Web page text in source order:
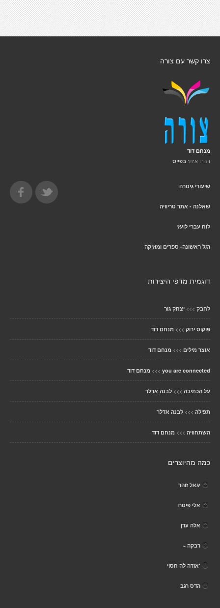
צרו קשר עם צורה
מנחם דוד
דברו איתי בפייס
שיעורי גיטרה
שאלנה - אתר טריוויה
לוח עברי לועזי
רגל ראשונה- ספרים ומוזיקה
דוגמית מדפי היצירות
לחבק >>> יצחק גור
פוקוס ירוק >>> מנחם דוד
אוצר מילים >>> מנחם דוד
you are connected
>>> מנחם דוד
על הכתיבה >>> לבנה אדלר
תפילה >>> לבנה אדלר
השתחוויה >>> מנחם דוד
כמה מהיוצרים
יגאל זוהר
אלי פיטרו
אלה עדן
רבקה ~
'אודה לה חסוי
הדס רגב